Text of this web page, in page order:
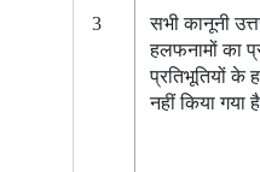
3
सभी कानूनी
हलफनामों का
प्रतिभूतियों के
नहीं किया गया